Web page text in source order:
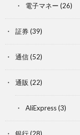
電子マネー (26)
証券(39)
通信(52)
通販 (22)
AliExpress(3)